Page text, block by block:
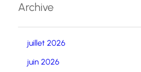
Archive
juillet 2026
juin 2026